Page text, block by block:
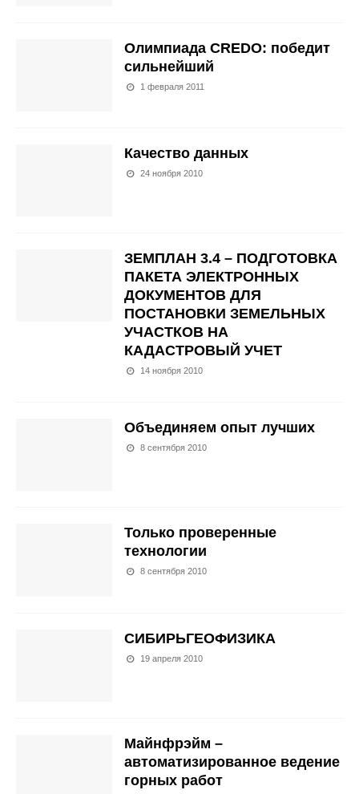
Олимпиада CREDO: победит
сильнейший
1 февраля 2011
Качество данных
24 ноября 2010
ЗЕМПЛАН 3.4 – ПОДГОТОВКА
ПАКЕТА ЭЛЕКТРОННЫХ
ДОКУМЕНТОВ ДЛЯ
ПОСТАНОВКИ ЗЕМЕЛЬНЫХ
УЧАСТКОВ НА
КАДАСТРОВЫЙ УЧЕТ
14 ноября 2010
Объединяем опыт лучших
8 сентября 2010
Только проверенные
технологии
8 сентября 2010
СИБИРЬГЕОФИЗИКА
19 апреля 2010
Майнфрэйм –
автоматизированное ведение
горных работ